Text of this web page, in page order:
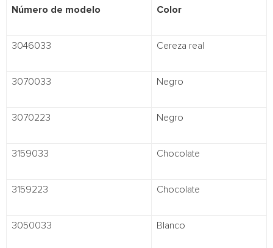
Número de modelo Color
3046033 Cereza real
3070033 Negro
3070223 Negro
3159033 Chocolate
3159223 Chocolate
3050033 Blanco